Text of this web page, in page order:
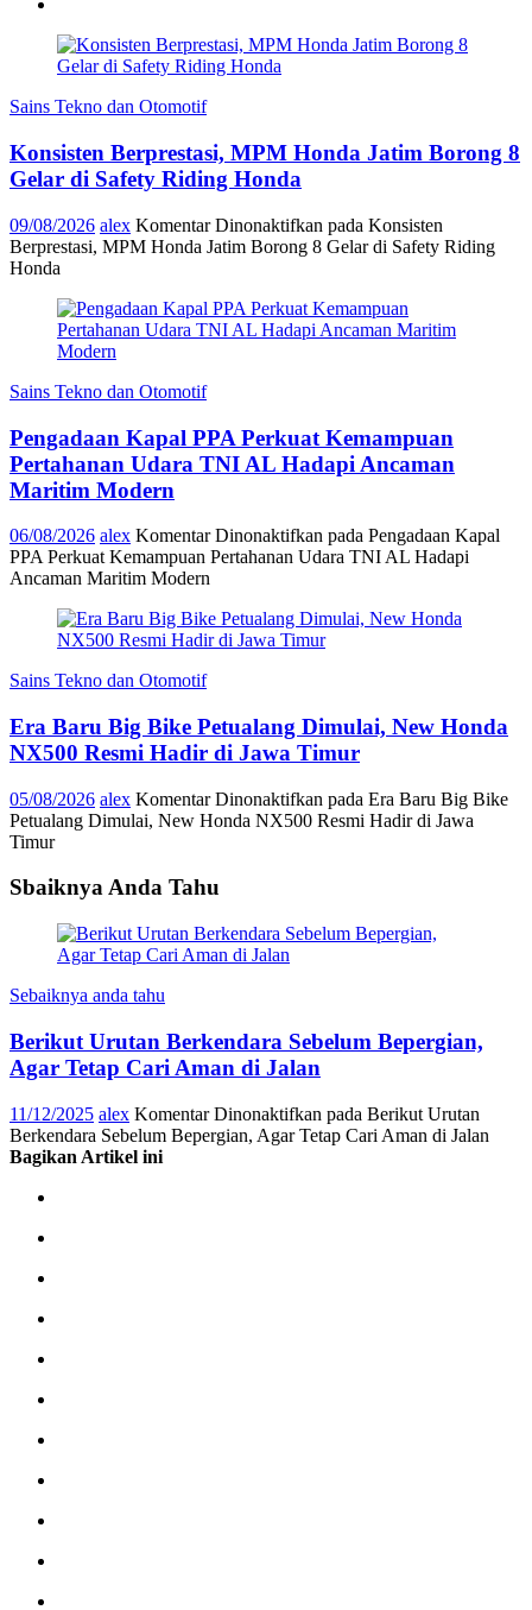
Sains Tekno dan Otomotif
Konsisten Berprestasi, MPM Honda Jatim Borong 8
Gelar di Safety Riding Honda
09/08/2026 alex Komentar Dinonaktifkan pada Konsisten
Berprestasi, MPM Honda Jatim Borong 8 Gelar di Safety Riding
Honda
Sains Tekno dan Otomotif
Pengadaan Kapal PPA Perkuat Kemampuan
Pertahanan Udara TNI AL Hadapi Ancaman
Maritim Modern
06/08/2026 alex Komentar Dinonaktifkan pada Pengadaan Kapal
PPA Perkuat Kemampuan Pertahanan Udara TNI AL Hadapi
Ancaman Maritim Modern
Sains Tekno dan Otomotif
Era Baru Big Bike Petualang Dimulai, New Honda
NX500 Resmi Hadir di Jawa Timur
05/08/2026 alex Komentar Dinonaktifkan pada Era Baru Big Bike
Petualang Dimulai, New Honda NX500 Resmi Hadir di Jawa
Timur
Sbaiknya Anda Tahu
Sebaiknya anda tahu
Berikut Urutan Berkendara Sebelum Bepergian,
Agar Tetap Cari Aman di Jalan
11/12/2025 alex Komentar Dinonaktifkan pada Berikut Urutan
Berkendara Sebelum Bepergian, Agar Tetap Cari Aman di Jalan
Bagikan Artikel ini